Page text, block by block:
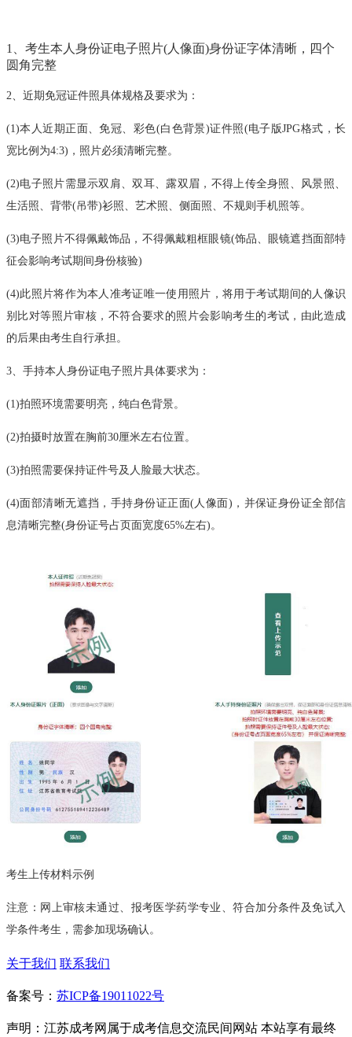
1、考生本人身份证电子照片(人像面)身份证字体清晰，四个
圆角完整
2、近期免冠证件照具体规格及要求为：
(1)本人近期正面、免冠、彩色(白色背景)证件照(电子版JPG格式，长
宽比例为4:3)，照片必须清晰完整。
(2)电子照片需显示双肩、双耳、露双眉，不得上传全身照、风景照、
生活照、背带(吊带)衫照、艺术照、侧面照、不规则手机照等。
(3)电子照片不得佩戴饰品，不得佩戴粗框眼镜(饰品、眼镜遮挡面部特
征会影响考试期间身份核验)
(4)此照片将作为本人准考证唯一使用照片，将用于考试期间的人像识
别比对等照片审核，不符合要求的照片会影响考生的考试，由此造成
的后果由考生自行承担。
3、手持本人身份证电子照片具体要求为：
(1)拍照环境需要明亮，纯白色背景。
(2)拍摄时放置在胸前30厘米左右位置。
(3)拍照需要保持证件号及人脸最大状态。
(4)面部清晰无遮挡，手持身份证正面(人像面)，并保证身份证全部信
息清晰完整(身份证号占页面宽度65%左右)。
考生上传材料示例
注意：网上审核未通过、报考医学药学专业、符合加分条件及免试入
学条件考生，需参加现场确认。
关于我们 联系我们
备案号： 苏ICP备19011022号
声明：江苏成考网属于成考信息交流民间网站 本站享有最终